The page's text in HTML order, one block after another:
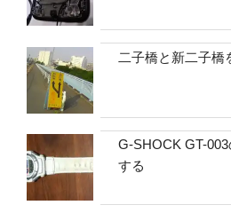
二子橋と新二子橋
G-SHOCK GT-
する